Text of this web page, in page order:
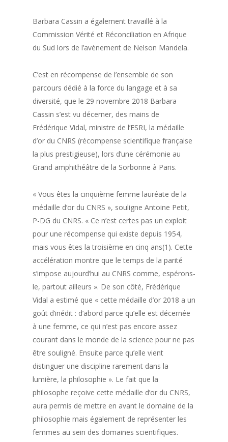
Barbara Cassin a également travaillé à la
Commission Vérité et Réconciliation en Afrique
du Sud lors de l’avènement de Nelson Mandela.
C’est en récompense de l’ensemble de son
parcours dédié à la force du langage et à sa
diversité, que le 29 novembre 2018 Barbara
Cassin s’est vu décerner, des mains de
Frédérique Vidal, ministre de l’ESRI, la médaille
d’or du CNRS (récompense scientifique française
la plus prestigieuse), lors d’une cérémonie au
Grand amphithéâtre de la Sorbonne à Paris.
« Vous êtes la cinquième femme lauréate de la
médaille d’or du CNRS », souligne Antoine Petit,
P-DG du CNRS. « Ce n’est certes pas un exploit
pour une récompense qui existe depuis 1954,
mais vous êtes la troisième en cinq ans(1). Cette
accélération montre que le temps de la parité
s’impose aujourd’hui au CNRS comme, espérons-
le, partout ailleurs ». De son côté, Frédérique
Vidal a estimé que « cette médaille d’or 2018 a un
goût d’inédit : d’abord parce qu’elle est décernée
à une femme, ce qui n’est pas encore assez
courant dans le monde de la science pour ne pas
être souligné. Ensuite parce qu’elle vient
distinguer une discipline rarement dans la
lumière, la philosophie ». Le fait que la
philosophe reçoive cette médaille d’or du CNRS,
aura permis de mettre en avant le domaine de la
philosophie mais également de représenter les
femmes au sein des domaines scientifiques.